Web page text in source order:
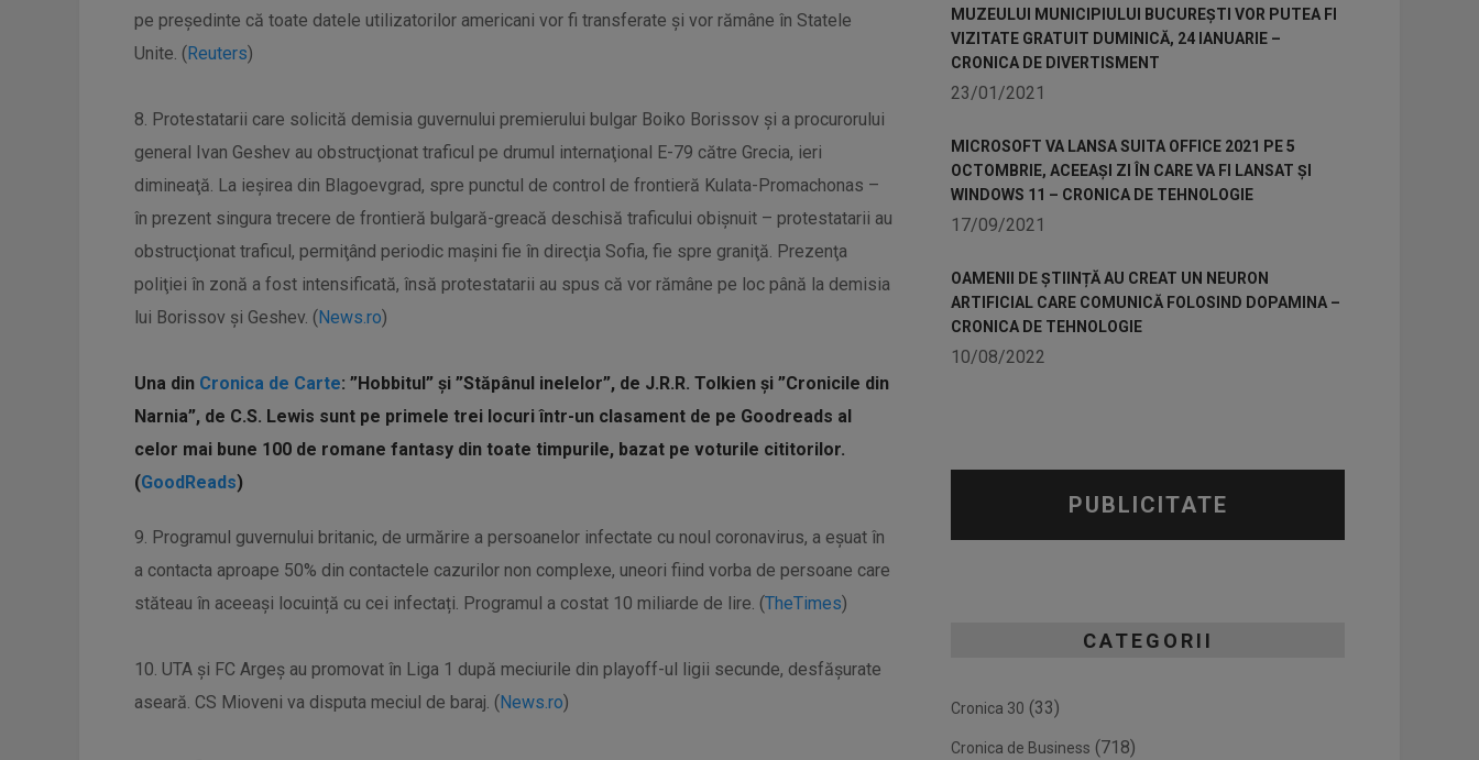
pe președinte că toate datele utilizatorilor americani vor fi transferate și vor rămâne în Statele
Unite. (Reuters)
8. Protestatarii care solicită demisia guvernului premierului bulgar Boiko Borissov şi a procurorului
general Ivan Geshev au obstrucţionat traficul pe drumul internaţional E-79 către Grecia, ieri
dimineaţă. La ieşirea din Blagoevgrad, spre punctul de control de frontieră Kulata-Promachonas –
în prezent singura trecere de frontieră bulgară-greacă deschisă traficului obişnuit – protestatarii au
obstrucţionat traficul, permiţând periodic maşini fie în direcţia Sofia, fie spre graniţă. Prezenţa
poliţiei în zonă a fost intensificată, însă protestatarii au spus că vor rămâne pe loc până la demisia
lui Borissov şi Geshev. (News.ro)
Una din Cronica de Carte: ”Hobbitul” și ”Stăpânul inelelor”, de J.R.R. Tolkien și ”Cronicile din
Narnia”, de C.S. Lewis sunt pe primele trei locuri într-un clasament de pe Goodreads al
celor mai bune 100 de romane fantasy din toate timpurile, bazat pe voturile cititorilor.
(GoodReads)
9. Programul guvernului britanic, de urmărire a persoanelor infectate cu noul coronavirus, a eșuat în
a contacta aproape 50% din contactele cazurilor non complexe, uneori fiind vorba de persoane care
stăteau în aceeași locuință cu cei infectați. Programul a costat 10 miliarde de lire. (TheTimes)
10. UTA și FC Argeș au promovat în Liga 1 după meciurile din playoff-ul ligii secunde, desfășurate
aseară. CS Mioveni va disputa meciul de baraj. (News.ro)
MUZEULUI MUNICIPIULUI BUCUREȘTI VOR PUTEA FI
VIZITATE GRATUIT DUMINICĂ, 24 IANUARIE –
CRONICA DE DIVERTISMENT
23/01/2021
MICROSOFT VA LANSA SUITA OFFICE 2021 PE 5
OCTOMBRIE, ACEEAȘI ZI ÎN CARE VA FI LANSAT ȘI
WINDOWS 11 – CRONICA DE TEHNOLOGIE
17/09/2021
OAMENII DE ȘTIINȚĂ AU CREAT UN NEURON
ARTIFICIAL CARE COMUNICĂ FOLOSIND DOPAMINA –
CRONICA DE TEHNOLOGIE
10/08/2022
PUBLICITATE
CATEGORII
Cronica 30 (33)
Cronica de Business (718)